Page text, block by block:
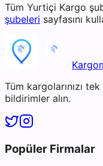
Tüm Yurtiçi Kargo
şubeleri sayfasını
Tüm kargolarınızı
bildirimler alın.
Popüler Firmalar